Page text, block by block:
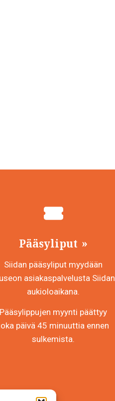
Pääsyliput
Siidan pääsyliput myydään
asiakaspalvelusta Siidan
aukioloaikana.
Pääsylippujen myynti päättyy
päivä 45 minuuttia ennen
sulkemista.